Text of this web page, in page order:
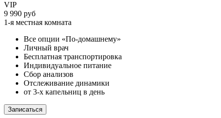
VIP
9 990 руб
1-я местная комната
Все опции «По-домашнему»
Личный врач
Бесплатная транспортировка
Индивидуальное питание
Сбор анализов
Отслеживание динамики
от 3-х капельниц в день
Записаться